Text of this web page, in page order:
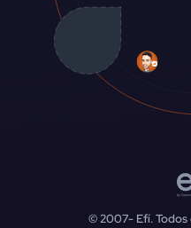
© 2007-Efí. Todos